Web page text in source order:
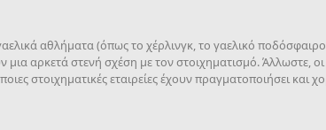
αθλήματα (όπως το χέρλινγκ, το γαελικό ποδόσφαιρο
μια αρκετά στενή σχέση με τον στοιχηματισμό. Άλλωστε,
στοιχηματικές εταιρείες έχουν πραγματοποιήσει και